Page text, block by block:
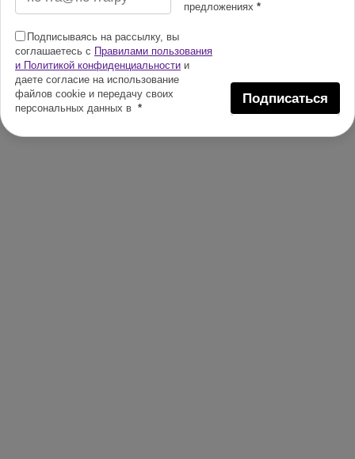
предложениях *
Подписываясь на рассылку, вы
соглашаетесь с Правилами пользования
и Политикой конфиденциальности и
даете согласие на использование
файлов cookie и передачу своих
персональных данных в *
Подписаться